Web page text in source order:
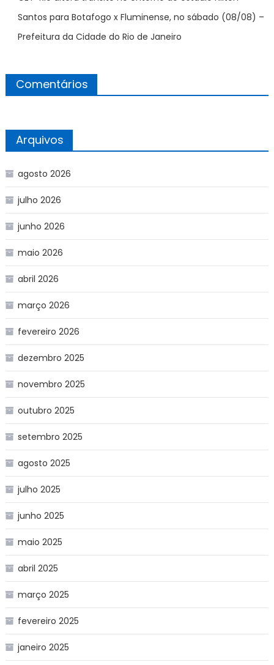
Santos para Botafogo x Fluminense, no sábado (08/08) –
Prefeitura da Cidade do Rio de Janeiro
Comentários
Arquivos
agosto 2026
julho 2026
junho 2026
maio 2026
abril 2026
março 2026
fevereiro 2026
dezembro 2025
novembro 2025
outubro 2025
setembro 2025
agosto 2025
julho 2025
junho 2025
maio 2025
abril 2025
março 2025
fevereiro 2025
janeiro 2025